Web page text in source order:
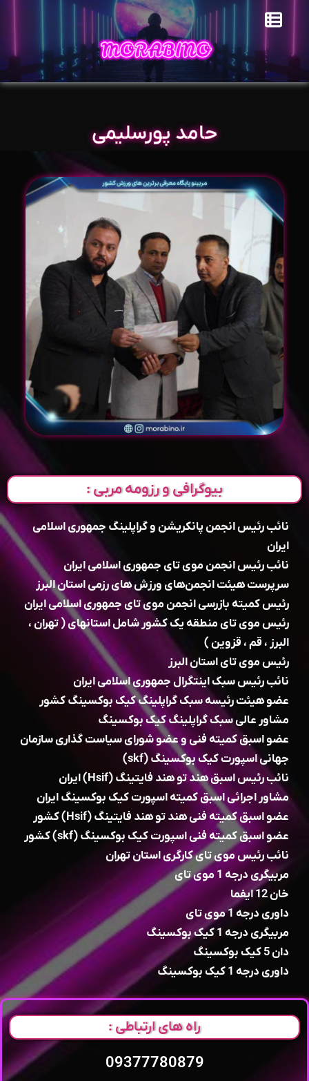
حامد پورسلیمی
بیوگرافی و رزومه مربی :
نائب رئیس انجمن پانکریشن و گراپلینگ جمهوری اسلامی
ایران
نائب رئیس انجمن موی تای جمهوری اسلامی ایران
سرپرست هیئت انجمن‌های ورزش های رزمی استان البرز
رئیس کمیته بازرسی انجمن موی تای جمهوری اسلامی ایران
رئیس موی تای منطقه یک کشور شامل استانهای ( تهران ،
البرز ، قم ، قزوین )
رئیس موی تای استان البرز
نائب رئیس سبک اینتگرال جمهوری اسلامی ایران
عضو هیئت رئیسه سبک گراپلینگ کیک بوکسینگ کشور
مشاور عالی سبک گراپلینگ کیک بوکسینگ
عضو اسبق کمیته فنی و عضو شورای سیاست گذاری سازمان
جهانی اسپورت کیک بوکسینگ (skf)
نائب رئیس اسبق هند تو هند فایتینگ (Hsif) ایران
مشاور اجرائی اسبق کمیته اسپورت کیک بوکسینگ ایران
عضو اسبق کمیته فنی هند تو هند فایتینگ (Hsif) کشور
عضو اسبق کمیته فنی اسپورت کیک بوکسینگ (skf) کشور
نائب رئیس موی تای کارگری استان تهران
مربیگری درجه 1 موی تای
خان 12 ایفما
داوری درجه 1 موی تای
مربیگری درجه 1 کیک بوکسینگ
دان 5 کیک بوکسینگ
داوری درجه 1 کیک بوکسینگ
راه های ارتباطی :
09377780879